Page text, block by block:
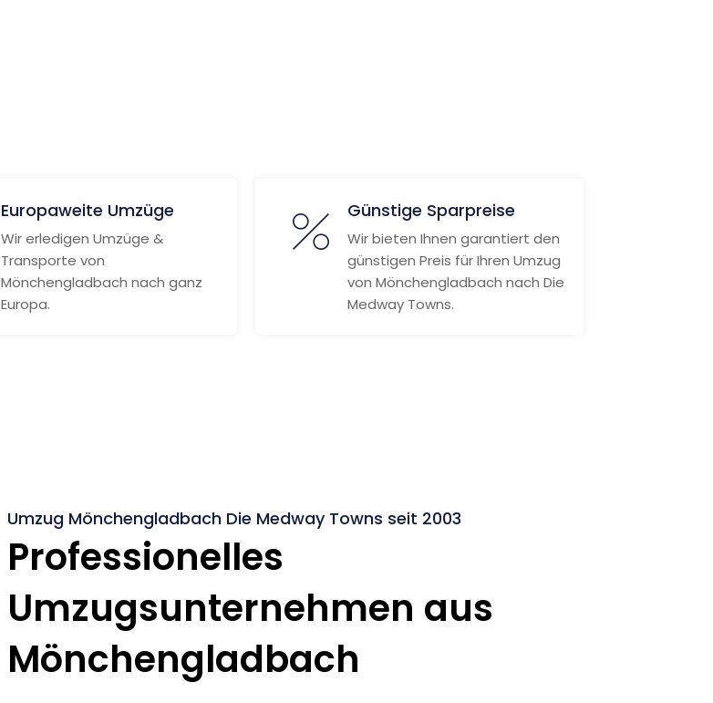
Europaweite Umzüge
Wir erledigen Umzüge &
Transporte von
Mönchengladbach nach ganz
Europa.
Günstige Sparpreise
Wir bieten Ihnen garantiert den
günstigen Preis für Ihren Umzug
von Mönchengladbach nach Die
Medway Towns.
Umzug Mönchengladbach Die Medway Towns seit 2003
Professionelles
Umzugsunternehmen aus
Mönchengladbach